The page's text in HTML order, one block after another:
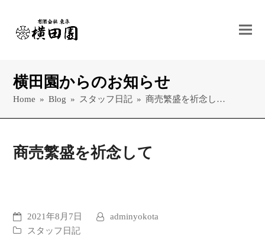
横田園からのお知らせ
Home » Blog » スタッフ日記 » 商売繁盛を祈念し…
商売繁盛を祈念して
2021年8月7日
adminyokota
スタッフ日記